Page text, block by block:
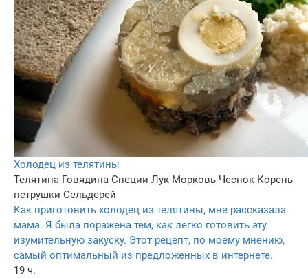
Холодец из телятины
Телятина Говядина Специи Лук Морковь Чеснок Корень
петрушки Сельдерей
Как приготовить холодец из телятины, мне рассказала
мама. Я была поражена тем, как легко готовить эту
изумительную закуску. Этот рецепт, по моему мнению,
самый оптимальный из предложенных в интернете.
19 ч.